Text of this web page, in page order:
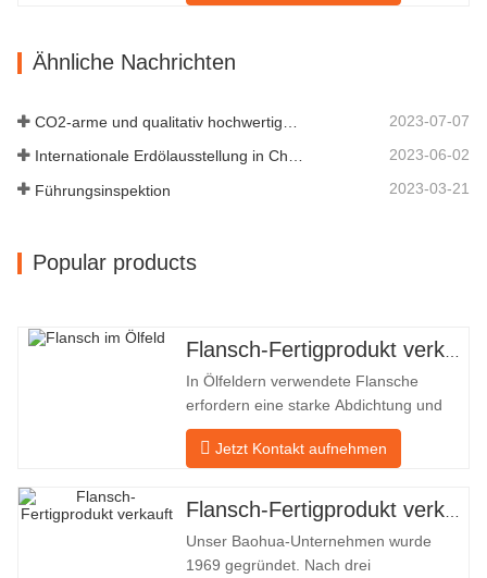
Faktor im Rohrleitungssystem macht.
Ähnliche Nachrichten
2023-07-07
Internationale Erdölausstellung in China 2023-06-02
Führungsinspektion 2023-03-21
Popular products
In Ölfeldern verwendete Flansche
erfordern eine starke Abdichtung und
hohe Qualität. Unser Unternehmen in
Baohua verarbeitet seit vielen Jahren
indirekt ins Ausland – nach Deutschland
und Russland. Da die inländische
Industrie nicht ideal ist, möchten wir
Jetzt Kontakt aufnehmen
Unser Baohua-Unternehmen wurde
1969 gegründet. Nach drei